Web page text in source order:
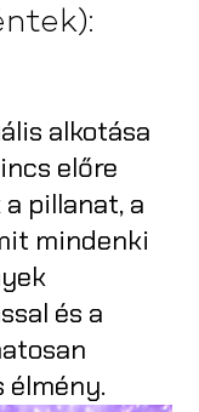
alkotása
előre
pillanat, a
mindenki
és a
élmény.